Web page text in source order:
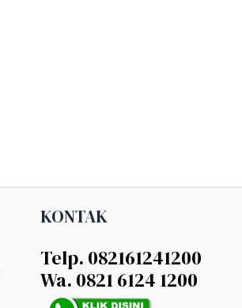
KONTAK
Telp. 082161241200
Wa. 0821 6124 1200